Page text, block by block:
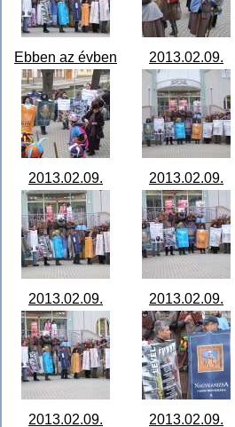
Ebben az évben
is vidám farsangot
kíván a
könyvtár!.jpg
2013.02.09.
Farsangi
felvonulás
001.JPG
2013. február 9. A
farsangi
fánkfesztiválra
készülve fe...
2013.02.09.
Farsangi
felvonulás
003.JPG
2013. február 9. A
farsangi
fánkfesztiválra
készülve fe...
2013.02.09.
Farsangi
felvonulás
004.JPG
2013. február 9. A
farsangi
fánkfesztiválra
készülve fe...
2013.02.09.
Farsangi
felvonulás
006.JPG
2013. február 9. A
farsangi
2013.02.09.
Farsangi
felvonulás
007.JPG
2013. február 9. A
farsangi
2013.02.09.
2013.02.09.